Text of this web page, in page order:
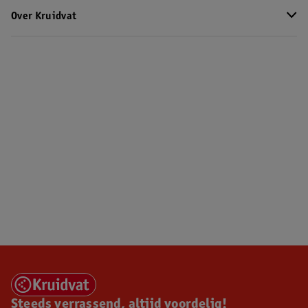
Over Kruidvat
Steeds verrassend, altijd voordelig!